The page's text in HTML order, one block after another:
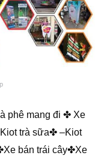
phê mang đi ✤ Xe
trà sữa✤ –Kiot
bán trái cây✤Xe